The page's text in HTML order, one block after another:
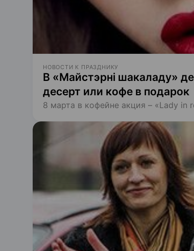
НОВОСТИ К ПРАЗДНИКУ
В «Майстэрні шакаладу»
десерт или кофе в подарок
8 марта в кофейне акция – «Lady in